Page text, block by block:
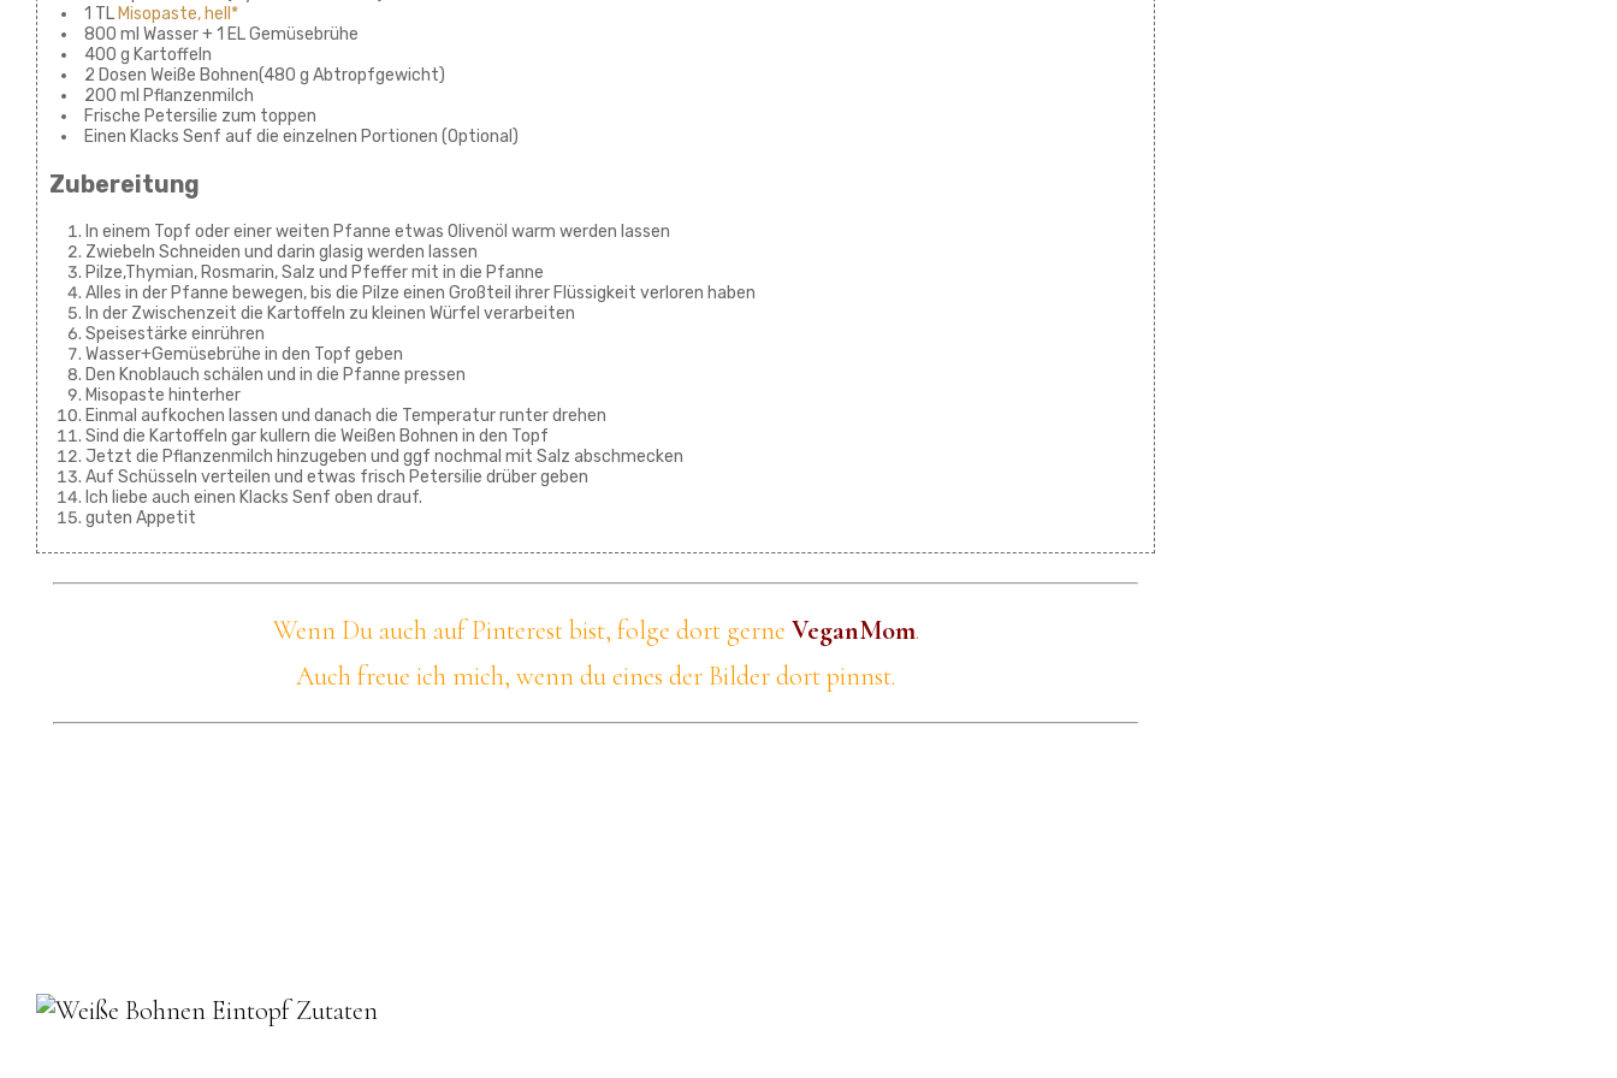
1 TL Misopaste, hell*
800 ml Wasser + 1 EL Gemüsebrühe
400 g Kartoffeln
2 Dosen Weiße Bohnen(480 g Abtropfgewicht)
200 ml Pflanzenmilch
Frische Petersilie zum toppen
Einen Klacks Senf auf die einzelnen Portionen (Optional)
Zubereitung
In einem Topf oder einer weiten Pfanne etwas Olivenöl warm werden lassen
Zwiebeln Schneiden und darin glasig werden lassen
Pilze,Thymian, Rosmarin, Salz und Pfeffer mit in die Pfanne
Alles in der Pfanne bewegen, bis die Pilze einen Großteil ihrer Flüssigkeit verloren haben
In der Zwischenzeit die Kartoffeln zu kleinen Würfel verarbeiten
Speisestärke einrühren
Wasser+Gemüsebrühe in den Topf geben
Den Knoblauch schälen und in die Pfanne pressen
Misopaste hinterher
Einmal aufkochen lassen und danach die Temperatur runter drehen
Sind die Kartoffeln gar kullern die Weißen Bohnen in den Topf
Jetzt die Pflanzenmilch hinzugeben und ggf nochmal mit Salz abschmecken
Auf Schüsseln verteilen und etwas frisch Petersilie drüber geben
Ich liebe auch einen Klacks Senf oben drauf.
guten Appetit
Wenn Du auch auf Pinterest bist, folge dort gerne VeganMom.
Auch freue ich mich, wenn du eines der Bilder dort pinnst.